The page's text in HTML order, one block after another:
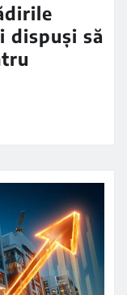
dispuși să